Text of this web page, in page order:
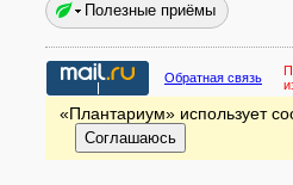
Полезные приёмы
Обратная связь
«Плантариум» использует
Соглашаюсь